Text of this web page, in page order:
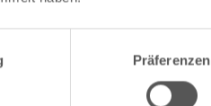
Präferenzen